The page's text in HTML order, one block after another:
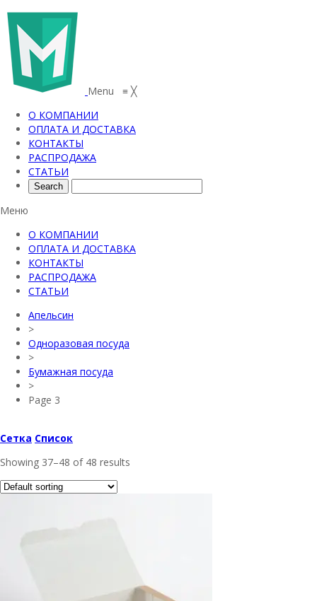
Menu ≡ ╳
О КОМПАНИИ
ОПЛАТА И ДОСТАВКА
КОНТАКТЫ
РАСПРОДАЖА
СТАТЬИ
Меню
О КОМПАНИИ
ОПЛАТА И ДОСТАВКА
КОНТАКТЫ
РАСПРОДАЖА
СТАТЬИ
Апельсин
>
Одноразовая посуда
>
Бумажная посуда
>
Page 3
Сетка Список
Showing 37–48 of 48 results